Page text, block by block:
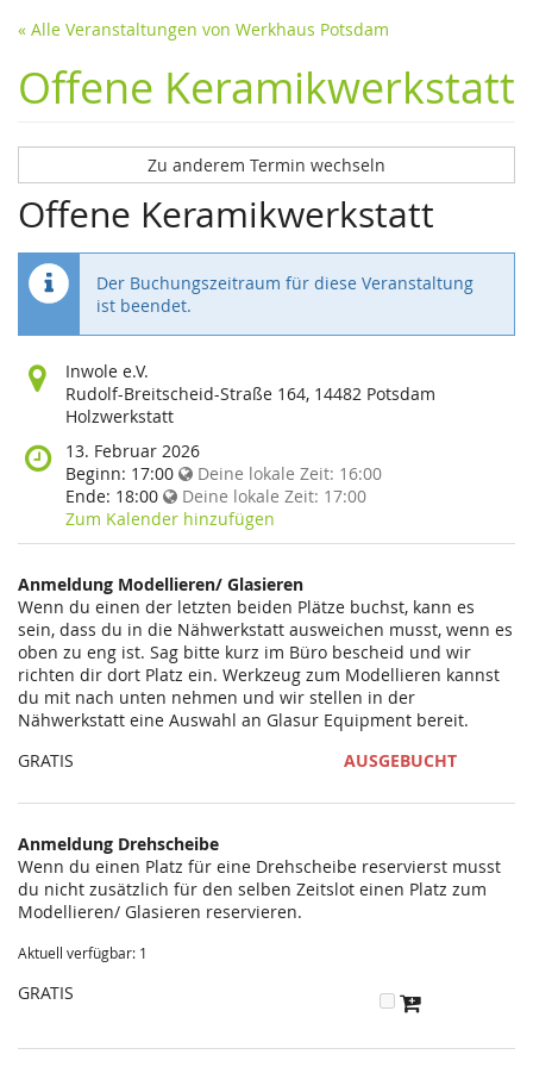
« Alle Veranstaltungen von Werkhaus Potsdam
Offene Keramikwerkstatt
Zu anderem Termin wechseln
Offene Keramikwerkstatt
Der Buchungszeitraum für diese Veranstaltung
ist beendet.
Wo
findet
diese
statt?
Inwole e.V.
Rudolf-Breitscheid-Straße 164, 14482 Potsdam
Holzwerkstatt
Wann
findet
diese
Veranstaltung
statt?
13. Februar 2026
Beginn: 17:00 Deine lokale Zeit: 16:00
Ende: 18:00 Deine lokale Zeit: 17:00
Zum Kalender hinzufügen
Anmeldung Modellieren/ Glasieren
Wenn du einen der letzten beiden Plätze buchst, kann es
sein, dass du in die Nähwerkstatt ausweichen musst, wenn es
oben zu eng ist. Sag bitte kurz im Büro bescheid und wir
richten dir dort Platz ein. Werkzeug zum Modellieren kannst
du mit nach unten nehmen und wir stellen in der
Nähwerkstatt eine Auswahl an Glasur Equipment bereit.
GRATIS
AUSGEBUCHT
Anmeldung Drehscheibe
Wenn du einen Platz für eine Drehscheibe reservierst musst
du nicht zusätzlich für den selben Zeitslot einen Platz zum
Modellieren/ Glasieren reservieren.
Aktuell verfügbar: 1
GRATIS